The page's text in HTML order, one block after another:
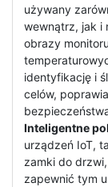
używany
wewnątrz, jak i
obrazy
identyfikację i
celów,
Inteligentne
urządzeń IoT,
zamki do
zapewnić tym